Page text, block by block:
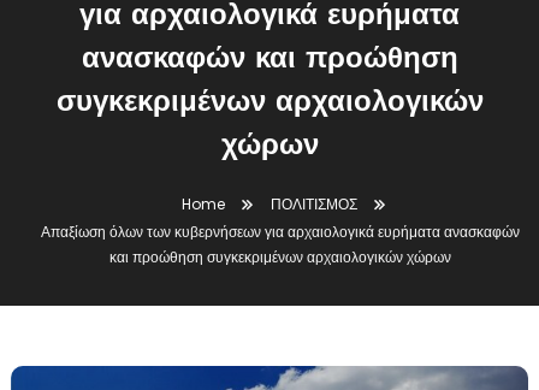
για αρχαιολογικά ευρήματα
ανασκαφών και προώθηση
συγκεκριμένων αρχαιολογικών
χώρων
Home
ΠΟΛΙΤΙΣΜΟΣ
Απαξίωση όλων των κυβερνήσεων για αρχαιολογικά ευρήματα ανασκαφών
και προώθηση συγκεκριμένων αρχαιολογικών χώρων